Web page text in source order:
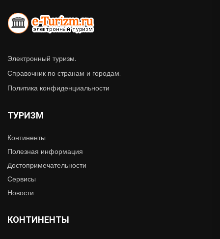
Электронный туризм.
Справочник по странам и городам.
Политика конфиденциальности
ТУРИЗМ
Континенты
Полезная информация
Достопримечательности
Сервисы
Новости
КОНТИНЕНТЫ